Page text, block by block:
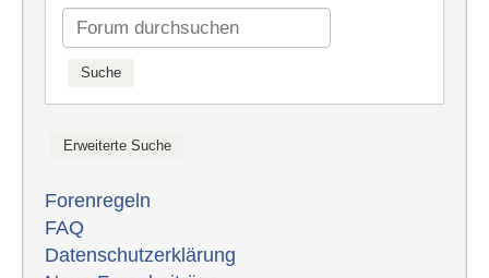
Forenregeln
FAQ
Datenschutzerklärung